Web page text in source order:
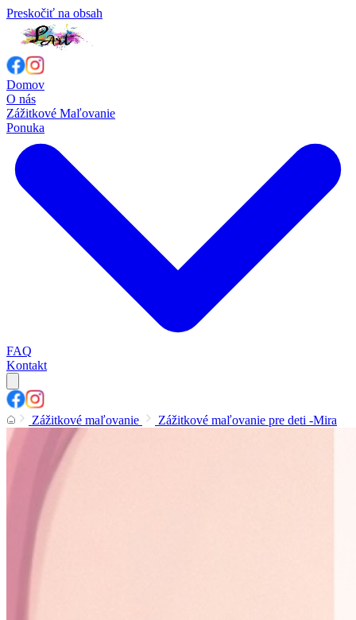
Preskočiť na obsah
Domov
O nás
Zážitkové Maľovanie
Ponuka
FAQ
Kontakt
Zážitkové maľovanie Zážitkové maľovanie pre deti -Mira